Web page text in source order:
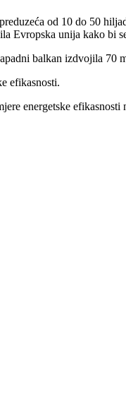
od 10 do 50
Evropska unija kako bi
balkan izdvojila 70
efikasnosti.
energetske